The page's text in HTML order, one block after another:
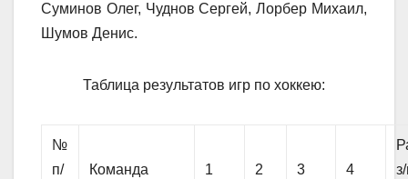
Суминов Олег, Чуднов Сергей, Лорбер Михаил,
Шумов Денис.
Таблица результатов игр по хоккею:
№
п/
Команда 1 2 3 4